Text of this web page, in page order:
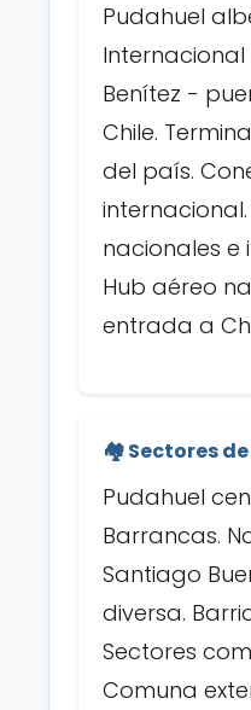
Pudahuel
Internacional
Benítez -
Chile.
del país.
internacional.
nacionales e
Hub aéreo
entrada a
🏘️ Sectores
Pudahuel
Barrancas.
Santiago
diversa.
Sectores
Comuna